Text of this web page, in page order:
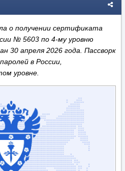
о получении сертификата
№ 5603 по 4-му уровню
30 апреля 2026 года. Пассворк
в России,
уровне.